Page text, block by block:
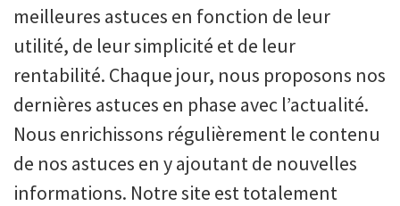
meilleures astuces en fonction de leur
utilité, de leur simplicité et de leur
rentabilité. Chaque jour, nous proposons nos
dernières astuces en phase avec l’actualité.
Nous enrichissons régulièrement le contenu
de nos astuces en y ajoutant de nouvelles
informations. Notre site est totalement